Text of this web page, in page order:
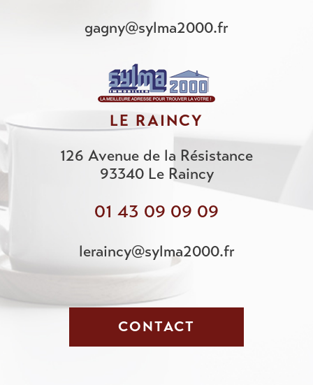
gagny@sylma2000.fr
LE RAINCY
126 Avenue de la Résistance
93340 Le Raincy
01 43 09 09 09
leraincy@sylma2000.fr
CONTACT